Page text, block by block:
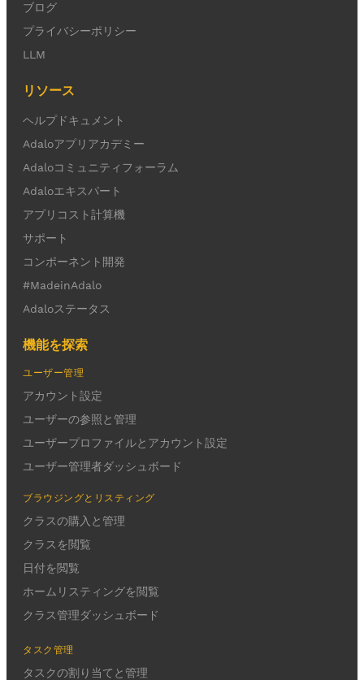
ブログ
プライバシーポリシー
LLM
リソース
ヘルプドキュメント
Adaloアプリアカデミー
Adaloコミュニティフォーラム
Adaloエキスパート
アプリコスト計算機
サポート
コンポーネント開発
#MadeinAdalo
Adaloステータス
機能を探索
ユーザー管理
アカウント設定
ユーザーの参照と管理
ユーザープロファイルとアカウント設定
ユーザー管理者ダッシュボード
ブラウジングとリスティング
クラスの購入と管理
クラスを閲覧
日付を閲覧
ホームリスティングを閲覧
クラス管理ダッシュボード
タスク管理
タスクの割り当てと管理